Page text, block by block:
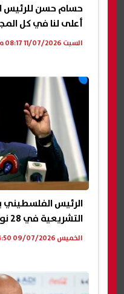
حسام حسن
أعلى لنا في كل
السبت 11/07/2026 08:17 م
الرئيس الفلسطيني
التشريعية في 28 نوفمبر المقبل
الخميس 09/07/2026 04:50 م